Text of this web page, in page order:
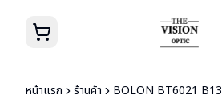
หน้าแรก ร้านค้า BOLON BT6021 B13